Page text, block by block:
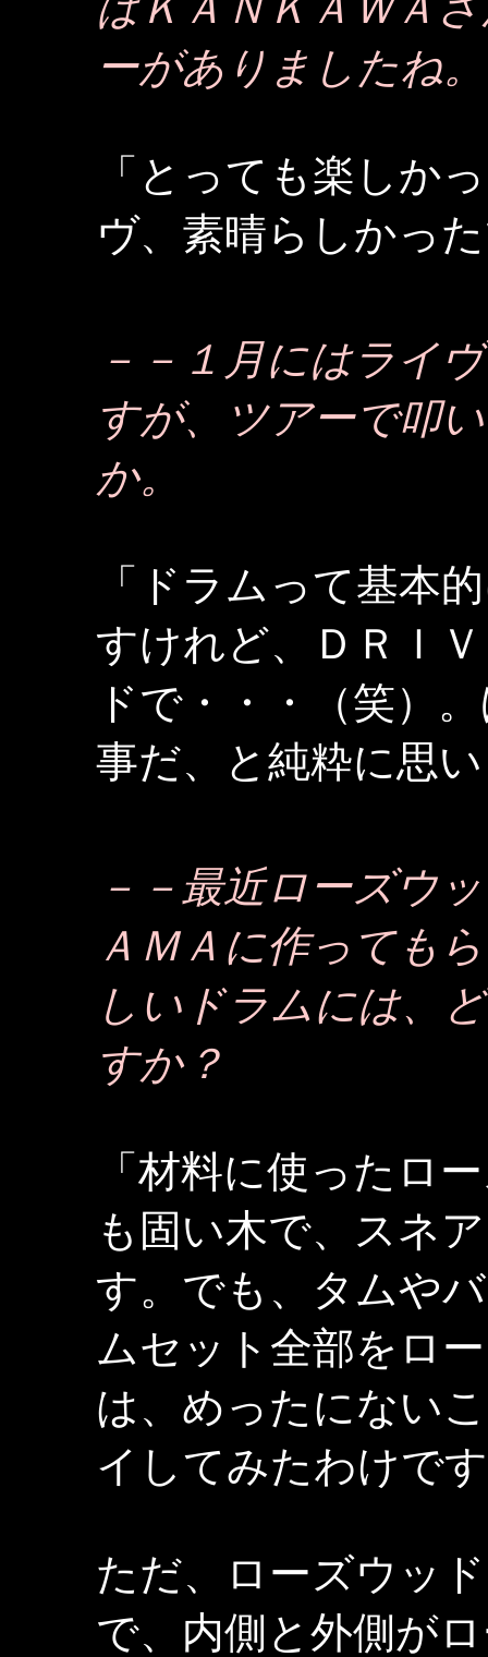
ーがありましたね。
「とっても楽しか
ヴ、素晴らしかっ
－－１月にはライ
すが、ツアーで叩
か。
「ドラムって基本
すけれど、ＤＲＩ
ドで・・・（笑）
事だ、と純粋に思
－－最近ローズウ
ＡＭＡに作っても
しいドラムには、
すか？
「材料に使ったロ
も固い木で、スネ
す。でも、タムや
ムセット全部をロ
は、めったにない
イしてみたわけで
ただ、ローズウッ
で、内側と外側が